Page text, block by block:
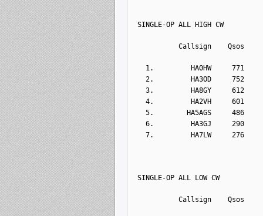
SINGLE-OP ALL HIGH CW
Callsign    Qsos
1.         HA0HW     771
2.         HA3OD     752
3.         HA8GY     612
4.         HA2VH     601
5.        HA5AGS     486
6.         HA3GJ     290
7.         HA7LW     276
SINGLE-OP ALL LOW CW
Callsign    Qsos